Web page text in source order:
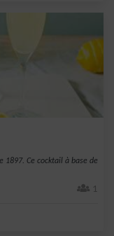
Ce cocktail à base de
1